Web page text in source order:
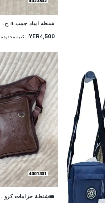
شنطة ايباد جمب 4 ج...
YER4,500 كمية محدودة
💼شنطة حزامات كرو...